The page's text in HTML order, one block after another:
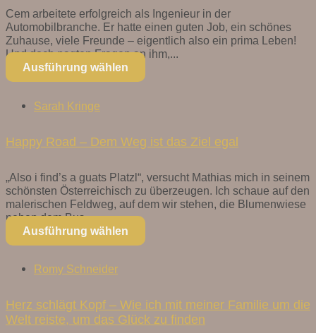
Cem arbeitete erfolgreich als Ingenieur in der
Automobilbranche. Er hatte einen guten Job, ein schönes
Zuhause, viele Freunde – eigentlich also ein prima Leben!
Und doch nagten Fragen an ihm,...
Ausführung wählen
Sarah Kringe
Happy Road – Dem Weg ist das Ziel egal
„Also i find’s a guats Platzl“, versucht Mathias mich in seinem
schönsten Österreichisch zu überzeugen. Ich schaue auf den
malerischen Feldweg, auf dem wir stehen, die Blumenwiese
neben dem Bus,...
Ausführung wählen
Romy Schneider
Herz schlägt Kopf – Wie ich mit meiner Familie um die
Welt reiste, um das Glück zu finden